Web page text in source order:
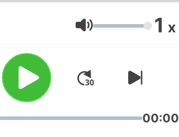
medicin och krämpor till
relationer, sex och livsstil. Med
äldreforskare Ingmar Skoog
som ständig bisittare.
Lydstyrke 1 x
00:00